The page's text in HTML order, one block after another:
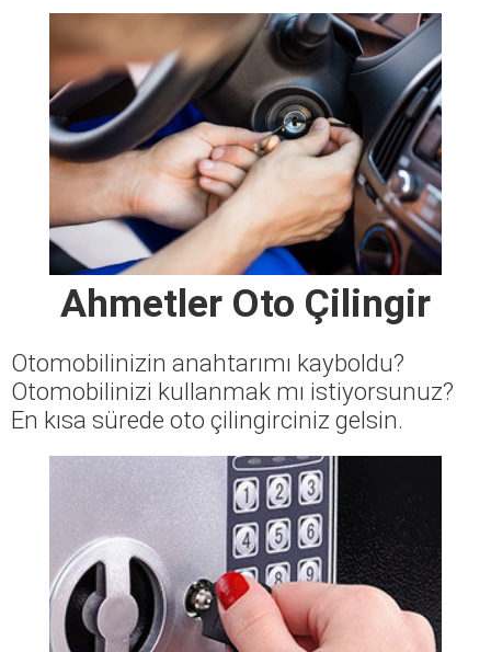
Ahmetler Oto Çilingir
Otomobilinizin anahtarımı kayboldu?
Otomobilinizi kullanmak mı istiyorsunuz?
En kısa sürede oto çilingirciniz gelsin.